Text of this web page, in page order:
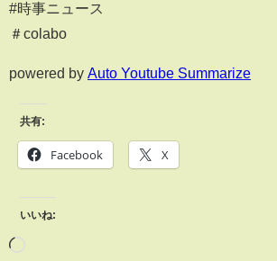
#時事ニュース
＃colabo
powered by Auto Youtube Summarize
共有:
Facebook X
いいね: